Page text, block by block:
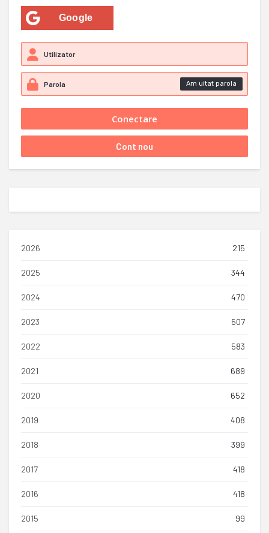
Google
Am uitat parola
2026 215
2025 344
2024 470
2023 507
2022 583
2021 689
2020 652
2019 408
2018 399
2017 418
2016 418
2015 99